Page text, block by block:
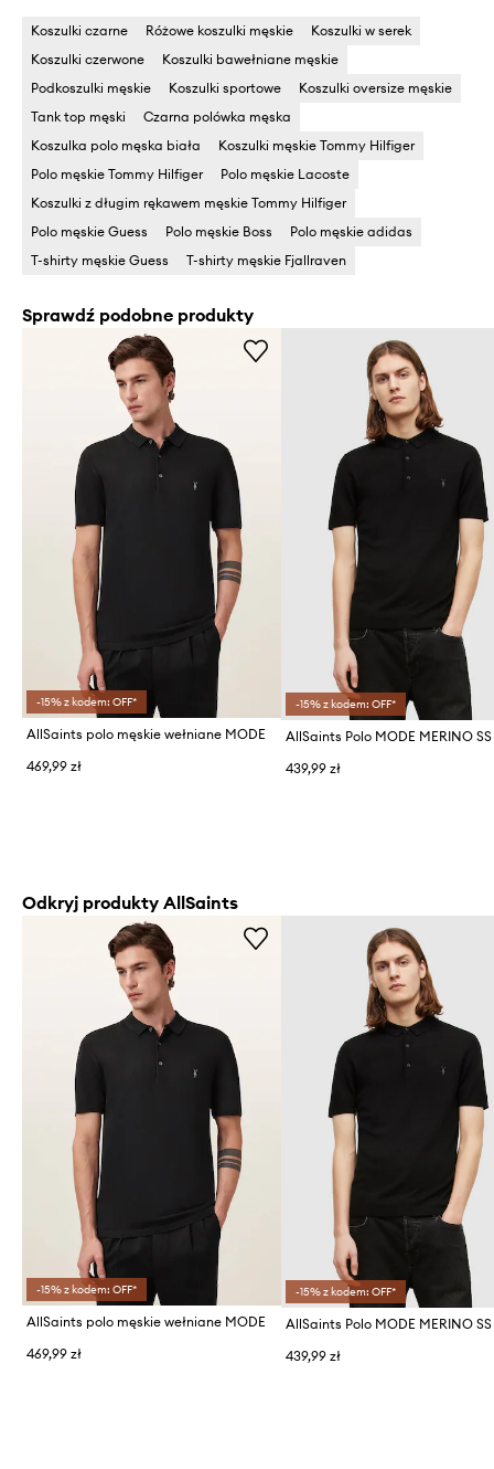
Koszulki czarne Różowe koszulki męskie
Koszulki w serek
Koszulki czerwone
Koszulki bawełniane męskie
Podkoszulki męskie
Koszulki sportowe
Koszulki oversize męskie
Tank top męski
Czarna polówka męska
Koszulka polo męska biała
Koszulki męskie Tommy Hilfiger
Polo męskie Tommy Hilfiger
Polo męskie Lacoste
Koszulki z długim rękawem męskie Tommy Hilfiger
Polo męskie Guess
Polo męskie Boss
Polo męskie adidas
T-shirty męskie Guess
T-shirty męskie Fjallraven
Sprawdź podobne produkty
-15% z kodem: OFF*
AllSaints polo męskie wełniane MODE
469,99 zł
-15% z kodem: OFF*
439,99 zł
Odkryj produkty AllSaints
-15% z kodem: OFF*
AllSaints polo męskie wełniane MODE
469,99 zł
-15% z kodem: OFF*
439,99 zł